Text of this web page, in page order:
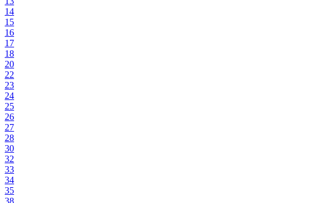
14
15
16
17
18
20
22
23
24
25
26
27
28
30
32
33
34
35
38